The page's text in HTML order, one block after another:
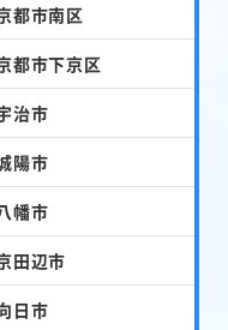
都市南区
都市下京区
治市
陽市
幡市
田辺市
日市